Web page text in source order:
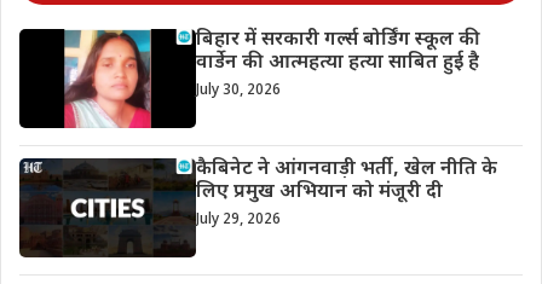
बिहार में सरकारी गर्ल्स बोर्डिंग स्कूल की
वार्डेन की आत्महत्या हत्या साबित हुई है
July 30, 2026
कैबिनेट ने आंगनवाड़ी भर्ती, खेल नीति के
लिए प्रमुख अभियान को मंजूरी दी
July 29, 2026